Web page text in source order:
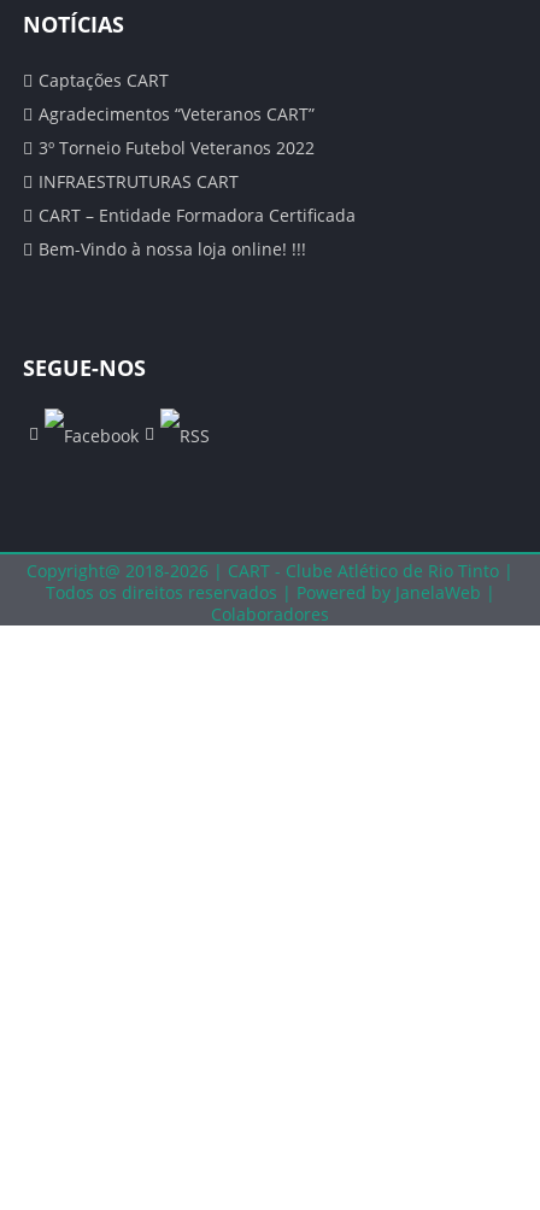
SUB 19 – JUNIORES
CLASSIFICAÇÕES
CALENDÁRIO
SUB 17 – JUVENIS
CLASSIFICAÇÃO
SUB 16 – JUVENIS
CLASSIFICAÇÃO
SUB 15 – INICIADOS
CLASSIFICAÇÕES
NOTÍCIAS
Captações CART
Agradecimentos “Veteranos CART”
3º Torneio Futebol Veteranos 2022
INFRAESTRUTURAS CART
CART – Entidade Formadora Certificada
Bem-Vindo à nossa loja online! !!!
SEGUE-NOS
Copyright@ 2018-2026 | CART - Clube Atlético de Rio Tinto |
Todos os direitos reservados | Powered by JanelaWeb |
Colaboradores